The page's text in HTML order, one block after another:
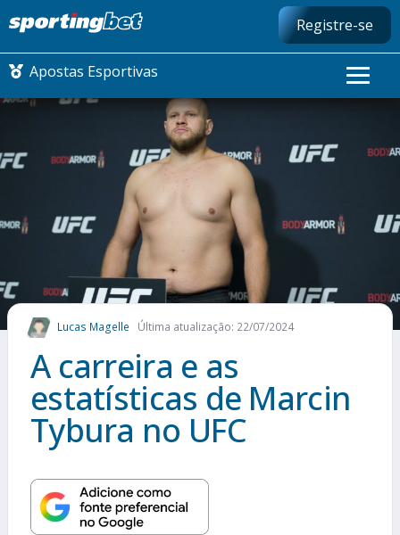
Registre-se
Apostas Esportivas
CONMEBOL LIBERTADORES
FUTEBOL NACIONAL
FUTEBOL INTERNACIONAL
COMO APOSTAR
MAIS ESPORTES
Lucas Magelle Última atualização: 22/07/2024
A carreira e as
estatísticas de Marcin
Tybura no UFC